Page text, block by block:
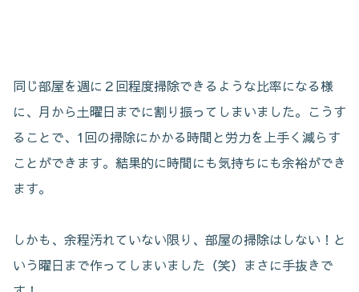
同じ部屋を週に２回程度掃除できるような比率になる様
に、月から土曜日までに割り振ってしまいました。こうす
ることで、1回の掃除にかかる時間と労力を上手く減らす
ことができます。結果的に時間にも気持ちにも余裕ができ
ます。
しかも、余程汚れていない限り、部屋の掃除はしない！と
いう曜日まで作ってしまいました（笑）まさに手抜きで